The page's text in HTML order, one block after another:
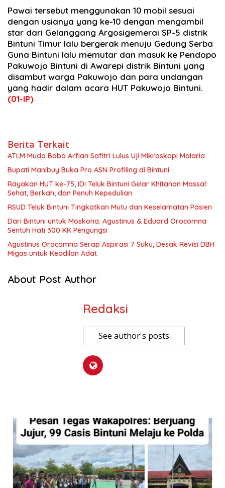
Pawai tersebut menggunakan 10 mobil sesuai
dengan usianya yang ke-10 dengan mengambil
star dari Gelanggang Argosigemerai SP-5 distrik
Bintuni Timur lalu bergerak menuju Gedung Serba
Guna Bintuni lalu memutar dan masuk ke Pendopo
Pakuwojo Bintuni di Awarepi distrik Bintuni yang
disambut warga Pakuwojo dan para undangan
yang hadir dalam acara HUT Pakuwojo Bintuni.
(01-IP)
Berita Terkait
ATLM Muda Babo Arfian Safitri Lulus Uji Mikroskopi Malaria
Bupati Manibuy Buka Pro ASN Profiling di Bintuni
Rayakan HUT ke-75, IDI Teluk Bintuni Gelar Khitanan Massal:
Sehat, Berkah, dan Penuh Kepedulian
RSUD Teluk Bintuni Tingkatkan Mutu dan Keselamatan Pasien
Dari Bintuni untuk Moskona: Agustinus & Eduard Orocomna
Sentuh Hati 300 KK Pengungsi
Agustinus Orocomna Serap Aspirasi 7 Suku, Desak Revisi DBH
Migas untuk Keadilan Adat
About Post Author
Redaksi
See author's posts